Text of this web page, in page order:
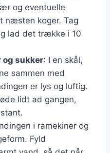
og eventuelle
næsten koger. Tag
lad det trække i 10
sukker: I en skål,
sammen med
er lys og luftig.
lidt ad gangen,
i ramekiner og
Fyld